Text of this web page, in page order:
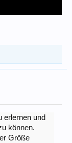
erlernen und
können.
Größe